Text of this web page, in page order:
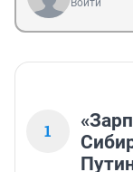
Войти
1